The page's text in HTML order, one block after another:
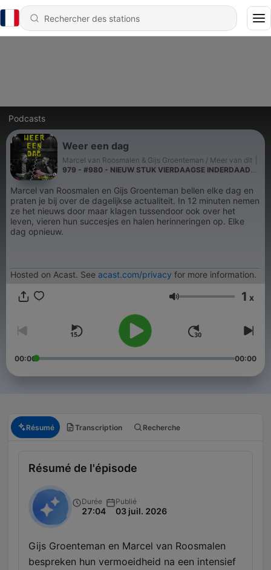
Podcasts
Weer een dag
Marcel van Roosmalen & Gijs Groenteman / Meer van dit
979 - #980 - NIEUW STUK VIERDAAGSE INDERDAAD
Marcel van Roosmalen en Gijs Groenteman bellen elke dag en
praten je bij over de dagelijkse actualiteit. In 12 minuten nemen
ze het nieuws door maar klagen tussendoor ook over het
leven, vieren hun succesjes en halen herinneringen op. Elke
dag opnieuw.
Hosted on Acast. See acast.com/privacy for more information.
Volume 1 x
00:00 00:00
Résumé Transcription Recherche
Résumé de l'épisode
Durée
27:04
Publié
03 juil. 2026
Gijs Groenteman en Marcel van Roosmalen
bespreken hun vermoeidheid na een intensief